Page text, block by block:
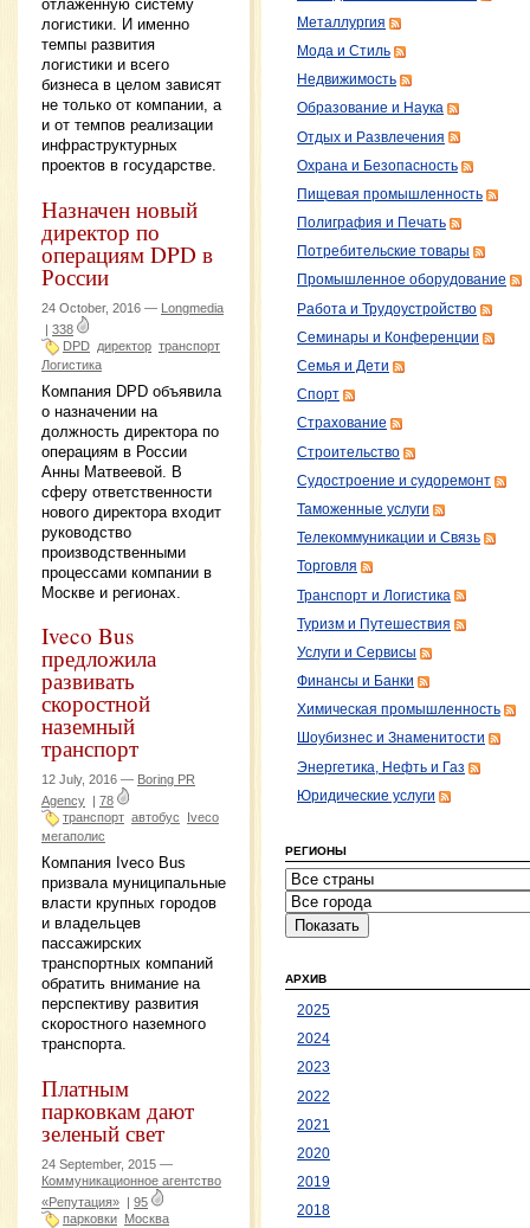
отлаженную систему
логистики. И именно
темпы развития
логистики и всего
бизнеса в целом зависят
не только от компании, а
и от темпов реализации
инфраструктурных
проектов в государстве.
Назначен новый
директор по
операциям DPD в
России
24 October, 2016 — Longmedia
| 338
DPD директор транспорт
Логистика
Компания DPD объявила
о назначении на
должность директора по
операциям в России
Анны Матвеевой. В
сферу ответственности
нового директора входит
руководство
производственными
процессами компании в
Москве и регионах.
Iveco Bus
предложила
развивать
скоростной
наземный
транспорт
12 July, 2016 — Boring PR
Agency
78
транспорт автобус
Iveco
мегаполис
Компания Iveco Bus
призвала муниципальные
власти крупных городов
и владельцев
пассажирских
транспортных компаний
обратить внимание на
перспективу развития
скоростного наземного
транспорта.
Платным
парковкам дают
зеленый свет
24 September, 2015 —
Коммуникационное агентство
«Репутация» | 95
парковки Москва
Металлургия
Мода и Стиль
Недвижимость
Образование и Наука
Отдых и Развлечения
Охрана и Безопасность
Пищевая промышленность
Полиграфия и Печать
Потребительские товары
Промышленное оборудование
Работа и Трудоустройство
Семинары и Конференции
Семья и Дети
Спорт
Страхование
Строительство
Судостроение и судоремонт
Таможенные услуги
Телекоммуникации и Связь
Торговля
Транспорт и Логистика
Туризм и Путешествия
Услуги и Сервисы
Финансы и Банки
Химическая промышленность
Шоубизнес и Знаменитости
Энергетика, Нефть и Газ
Юридические услуги
РЕГИОНЫ
АРХИВ
2025
2024
2023
2022
2021
2020
2019
2018